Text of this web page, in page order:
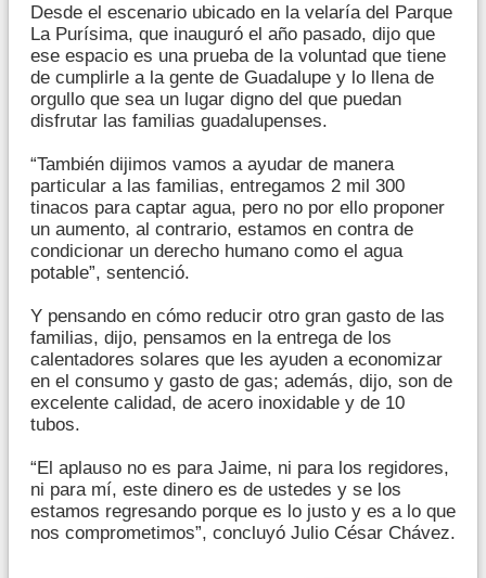
Desde el escenario ubicado en la velaría del Parque
La Purísima, que inauguró el año pasado, dijo que
ese espacio es una prueba de la voluntad que tiene
de cumplirle a la gente de Guadalupe y lo llena de
orgullo que sea un lugar digno del que puedan
disfrutar las familias guadalupenses.
“También dijimos vamos a ayudar de manera
particular a las familias, entregamos 2 mil 300
tinacos para captar agua, pero no por ello proponer
un aumento, al contrario, estamos en contra de
condicionar un derecho humano como el agua
potable”, sentenció.
Y pensando en cómo reducir otro gran gasto de las
familias, dijo, pensamos en la entrega de los
calentadores solares que les ayuden a economizar
en el consumo y gasto de gas; además, dijo, son de
excelente calidad, de acero inoxidable y de 10
tubos.
“El aplauso no es para Jaime, ni para los regidores,
ni para mí, este dinero es de ustedes y se los
estamos regresando porque es lo justo y es a lo que
nos comprometimos”, concluyó Julio César Chávez.